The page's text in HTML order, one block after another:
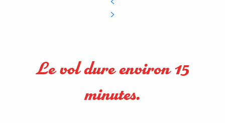
Le vol dure environ 15
minutes.